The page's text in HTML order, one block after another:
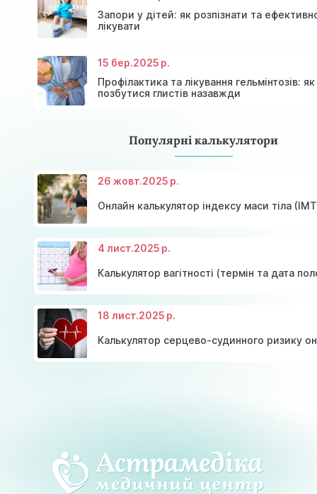
Знижки та акції на масаж у Київі
залози
Діагностика щитовидної залози
Акція: 20% знижки на консультації лікарів!
Запори у дітей: як розпізнати та
лікувати
15 бер.2025 р.
Профілактика та лікування гельмінтозів: як
позбутися глистів назавжди
Популярні калькулятори
26 жовт.2025 р.
Онлайн калькулятор індексу маси тіла
4 лист.2025 р.
Калькулятор вагітності (термін та дата
18 лист.2025 р.
Калькулятор серцево-судинного ризику